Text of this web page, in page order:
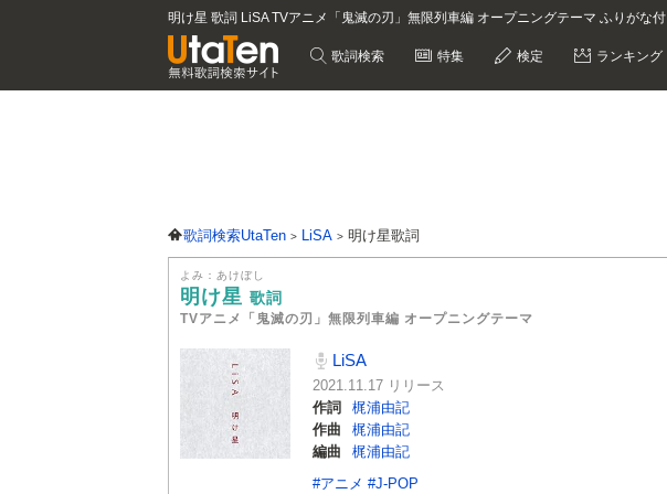
明け星 歌詞 LiSA TVアニメ「鬼滅の刃」無限列車編 オープニングテーマ ふりがな付
歌詞検索 特集 検定 ランキング
歌詞検索UtaTen LiSA 明け星歌詞
よみ：あけぼし
明け星 歌詞
TVアニメ「鬼滅の刃」無限列車編 オープニングテーマ
LiSA
2021.11.17 リリース
作詞
梶浦由記
作曲
梶浦由記
編曲
梶浦由記
#アニメ #J-POP